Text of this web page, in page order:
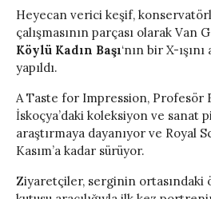
Heyecan verici keşif,
çalışmasının parçası olarak Van
Köylü Kadın Başı‘nın bir X-
yapıldı.
A Taste for Impression, Profesör
İskoçya’daki koleksiyon ve sanat
araştırmaya dayanıyor ve Royal
Kasım’a kadar sürüyor.
Ziyaretçiler, serginin ortasındaki